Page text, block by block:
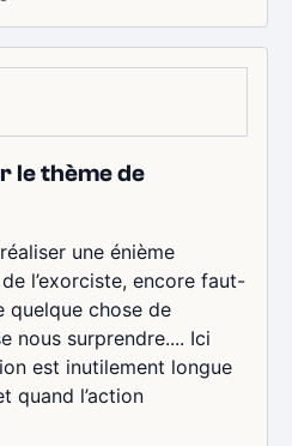
le thème de
une énième
l’exorciste, encore faut-
quelque chose de
nous surprendre.... Ici
est inutilement longue
quand l’action